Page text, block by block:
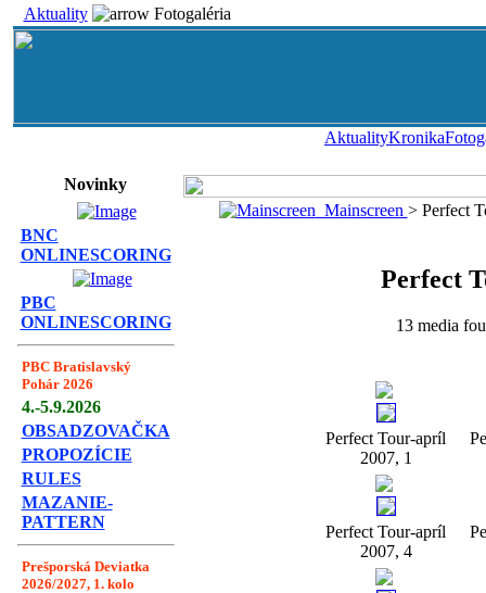
Aktuality Fotogaléria
AktualityKronika
Novinky
BNC
ONLINESCORING
PBC
ONLINESCORING
PBC Bratislavský
Pohár 2026
4.-5.9.2026
OBSADZOVAČKA
PROPOZÍCIE
RULES
MAZANIE-
PATTERN
Prešporská Deviatka
2026/2027, 1. kolo
Mainscreen > Perfect
Perfect
13 media
Perfect Tour-apríl
2007, 1
Perfect Tour-apríl
2007, 4